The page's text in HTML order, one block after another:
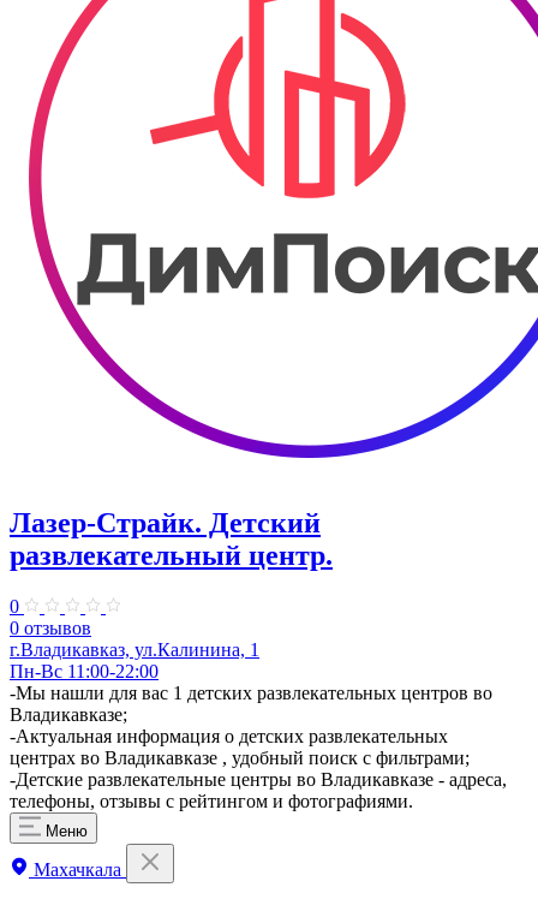
Лазер-Страйк. ​Детский
развлекательный центр.
0
0 отзывов
г.Владикавказ, ул.Калинина, 1
Пн-Вс 11:00-22:00
-Мы нашли для вас 1 детских развлекательных центров во
Владикавказе;
-Актуальная информация о детских развлекательных
центрах во Владикавказе , удобный поиск с фильтрами;
-Детские развлекательные центры во Владикавказе - адреса,
телефоны, отзывы с рейтингом и фотографиями.
Меню
Махачкала